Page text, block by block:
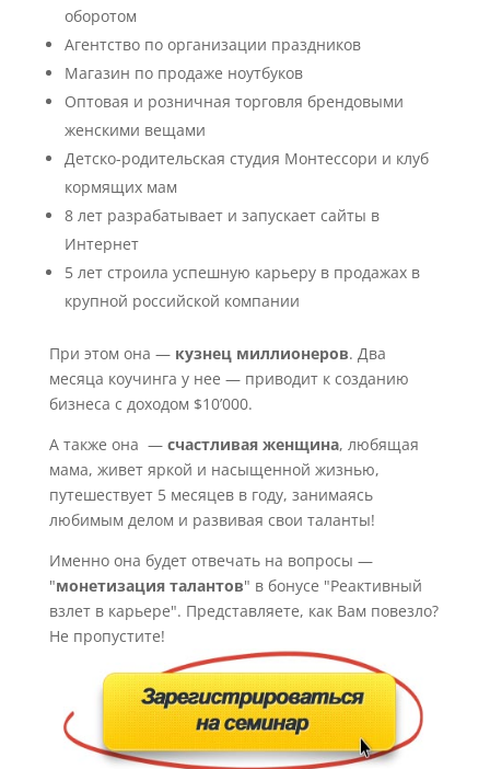
оборотом
Агентство по организации праздников
Магазин по продаже ноутбуков
Оптовая и розничная торговля брендовыми
женскими вещами
Детско-родительская студия Монтессори и клуб
кормящих мам
8 лет разрабатывает и запускает сайты в
Интернет
5 лет строила успешную карьеру в продажах в
крупной российской компании
При этом она — кузнец миллионеров. Два
месяца коучинга у нее — приводит к созданию
бизнеса с доходом $10’000.
А также она — счастливая женщина, любящая
мама, живет яркой и насыщенной жизнью,
путешествует 5 месяцев в году, занимаясь
любимым делом и развивая свои таланты!
Именно она будет отвечать на вопросы —
"монетизация талантов" в бонусе "Реактивный
взлет в карьере". Представляете, как Вам повезло?
Не пропустите!